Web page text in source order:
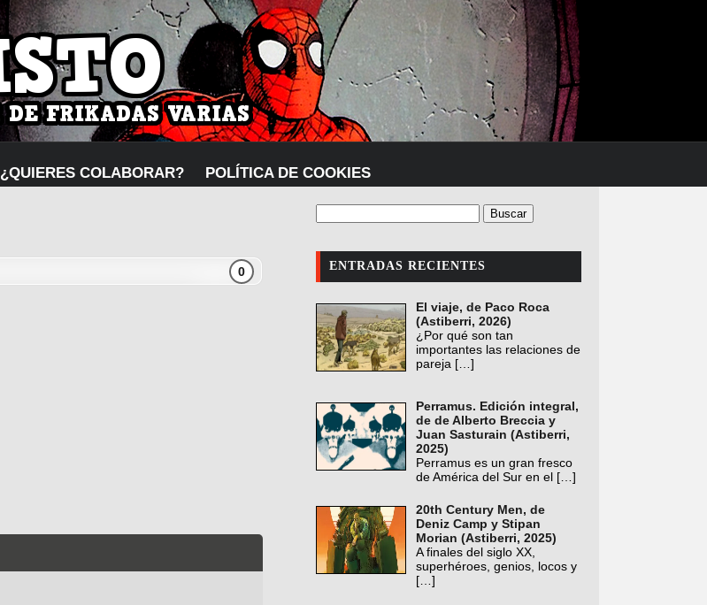
¿QUIERES COLABORAR? POLÍTICA DE COOKIES
0 ENTRADAS RECIENTES
El viaje, de Paco Roca
(Astiberri, 2026)
¿Por qué son tan
importantes las relaciones de
pareja […]
Perramus. Edición integral,
de de Alberto Breccia y
Juan Sasturain (Astiberri,
2025)
Perramus es un gran fresco
de América del Sur en el […]
20th Century Men, de
Deniz Camp y Stipan
Morian (Astiberri, 2025)
A finales del siglo XX,
superhéroes, genios, locos y
[…]